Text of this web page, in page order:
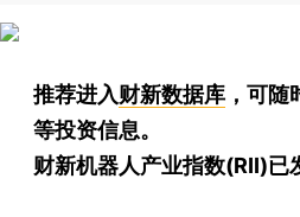
推荐进入财新数据库 ，可
等投资信息。
财新机器人产业指数(RII)已